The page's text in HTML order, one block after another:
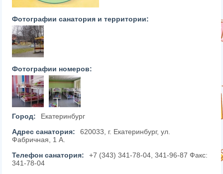
Фотографии санатория и территории:
Фотографии номеров:
Город:
Екатеринбург
Адрес санатория:
620033, г. Екатеринбург, ул.
Фабричная, 1 А.
Телефон санатория:
+7 (343) 341-78-04, 341-96-87 Факс:
341-78-04